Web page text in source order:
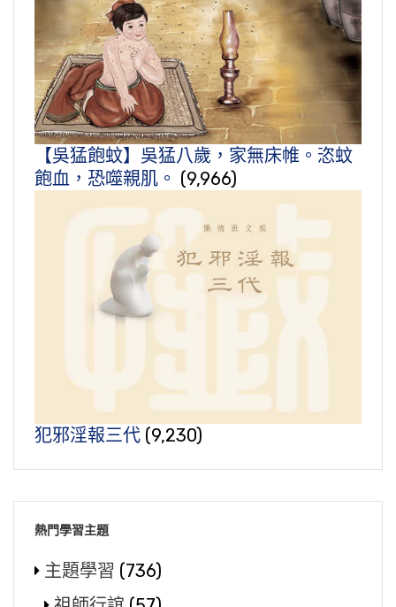
【吳猛飽蚊】吳猛八歲，家無床帷。恣蚊
飽血，恐噬親肌。 (9,966)
犯邪淫報三代 (9,230)
熱門學習主題
主題學習 (736)